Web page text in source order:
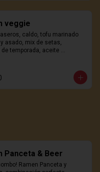
veggie
caldo, tofu marinado
asado, mix de setas,
de temporada, aceite
Panceta & Beer
Ramen Panceta y